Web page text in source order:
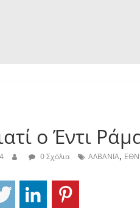
ο Έντι
0 Σχόλια ΑΛΒΑΝΙΑ,